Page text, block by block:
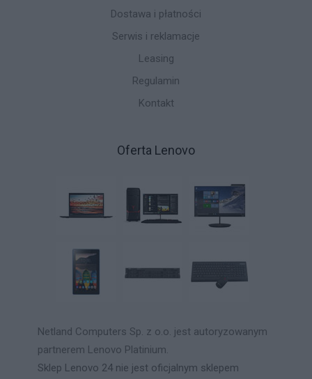
Dostawa i płatności
Serwis i reklamacje
Leasing
Regulamin
Kontakt
Oferta Lenovo
Netland Computers Sp. z o.o. jest autoryzowanym
partnerem Lenovo Platinium.
Sklep Lenovo 24 nie jest oficjalnym sklepem